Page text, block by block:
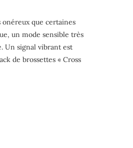
que certaines
un mode sensible très
Un signal vibrant est
de brossettes « Cross